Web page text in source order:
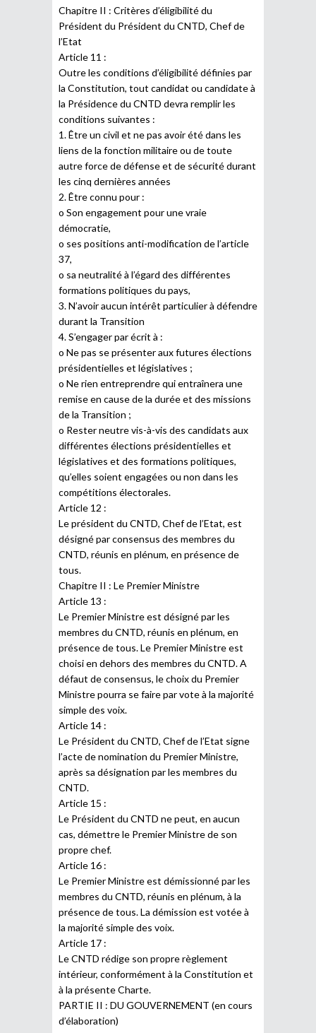
Chapitre II : Critères d’éligibilité du
Président du Président du CNTD, Chef de
l’Etat
Article 11 :
Outre les conditions d’éligibilité définies par
la Constitution, tout candidat ou candidate à
la Présidence du CNTD devra remplir les
conditions suivantes :
1. Être un civil et ne pas avoir été dans les
liens de la fonction militaire ou de toute
autre force de défense et de sécurité durant
les cinq dernières années
2. Être connu pour :
o Son engagement pour une vraie
démocratie,
o ses positions anti-modification de l’article
37,
o sa neutralité à l’égard des différentes
formations politiques du pays,
3. N’avoir aucun intérêt particulier à défendre
durant la Transition
4. S’engager par écrit à :
o Ne pas se présenter aux futures élections
présidentielles et législatives ;
o Ne rien entreprendre qui entraînera une
remise en cause de la durée et des missions
de la Transition ;
o Rester neutre vis-à-vis des candidats aux
différentes élections présidentielles et
législatives et des formations politiques,
qu’elles soient engagées ou non dans les
compétitions électorales.
Article 12 :
Le président du CNTD, Chef de l’Etat, est
désigné par consensus des membres du
CNTD, réunis en plénum, en présence de
tous.
Chapitre II : Le Premier Ministre
Article 13 :
Le Premier Ministre est désigné par les
membres du CNTD, réunis en plénum, en
présence de tous. Le Premier Ministre est
choisi en dehors des membres du CNTD. A
défaut de consensus, le choix du Premier
Ministre pourra se faire par vote à la majorité
simple des voix.
Article 14 :
Le Président du CNTD, Chef de l’Etat signe
l’acte de nomination du Premier Ministre,
après sa désignation par les membres du
CNTD.
Article 15 :
Le Président du CNTD ne peut, en aucun
cas, démettre le Premier Ministre de son
propre chef.
Article 16 :
Le Premier Ministre est démissionné par les
membres du CNTD, réunis en plénum, à la
présence de tous. La démission est votée à
la majorité simple des voix.
Article 17 :
Le CNTD rédige son propre règlement
intérieur, conformément à la Constitution et
à la présente Charte.
PARTIE II : DU GOUVERNEMENT (en cours
d’élaboration)